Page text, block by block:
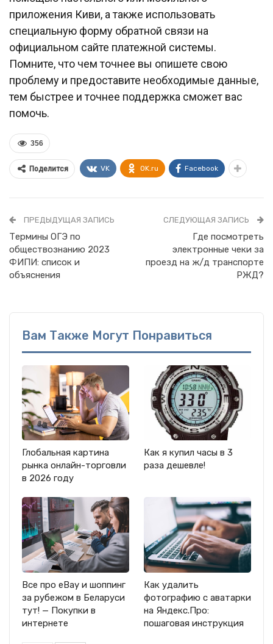
приложения Киви, а также использовать
специальную форму обратной связи на
официальном сайте платежной системы.
Помните, что чем точнее вы опишете свою
проблему и предоставите необходимые данные,
тем быстрее и точнее поддержка сможет вас
помочь.
356
Поделится VK OK.ru Facebook
ПРЕДЫДУЩАЯ ЗАПИСЬ
Термины ОГЭ по
обществознанию 2023
ФИПИ: список и
объяснения
СЛЕДУЮЩАЯ ЗАПИСЬ
Где посмотреть
электронные чеки за
проезд на ж/д транспорте
РЖД?
Вам Также Могут Понравиться
Глобальная картина
рынка онлайн-торговли
в 2026 году
Как я купил часы в 3
раза дешевле!
Все про eBay и шоппинг
за рубежом в Беларуси
тут! — Покупки в
интернете
Как удалить
фотографию с аватарки
на Яндекс.Про:
пошаговая инструкция